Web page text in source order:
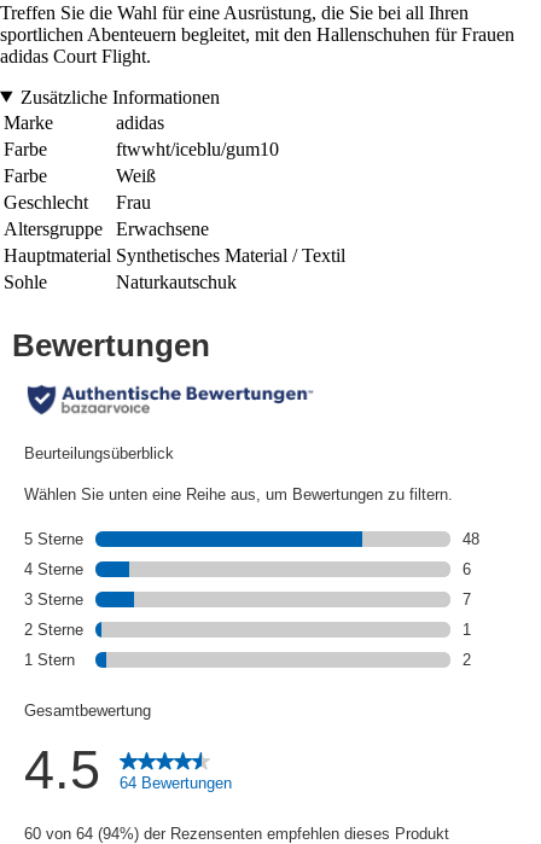
Treffen Sie die Wahl für eine Ausrüstung, die Sie bei all Ihren
sportlichen Abenteuern begleitet, mit den Hallenschuhen für Frauen
adidas Court Flight.
Zusätzliche Informationen
Marke
adidas
Farbe
ftwwht/iceblu/gum10
Farbe
Weiß
Geschlecht
Frau
Altersgruppe
Erwachsene
Hauptmaterial Synthetisches Material / Textil
Sohle
Naturkautschuk